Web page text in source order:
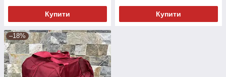
Купити Купити
–18%